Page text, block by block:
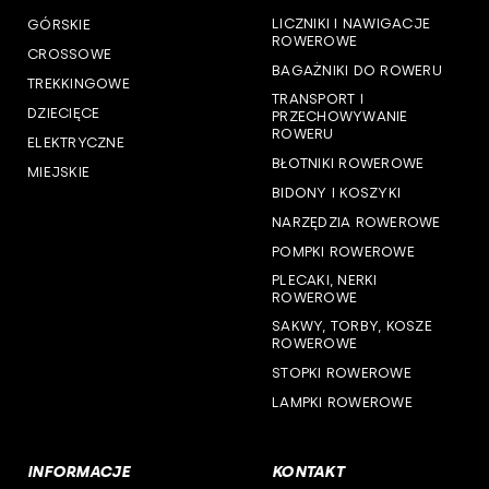
woj. pomorskie
woj. śląskie
woj. warmińsko-mazurskie
GÓRSKIE
CROSSOWE
TREKKINGOWE
DZIECIĘCE
ELEKTRYCZNE
MIEJSKIE
LICZNIKI I NAWIGACJE
ROWEROWE
BAGAŻNIKI DO ROWERU
TRANSPORT I
PRZECHOWYWANIE
ROWERU
BŁOTNIKI ROWEROWE
BIDONY I KOSZYKI
NARZĘDZIA ROWEROWE
POMPKI ROWEROWE
PLECAKI, NERKI
ROWEROWE
SAKWY, TORBY, KOSZE
ROWEROWE
STOPKI ROWEROWE
LAMPKI ROWEROWE
INFORMACJE
KONTAKT